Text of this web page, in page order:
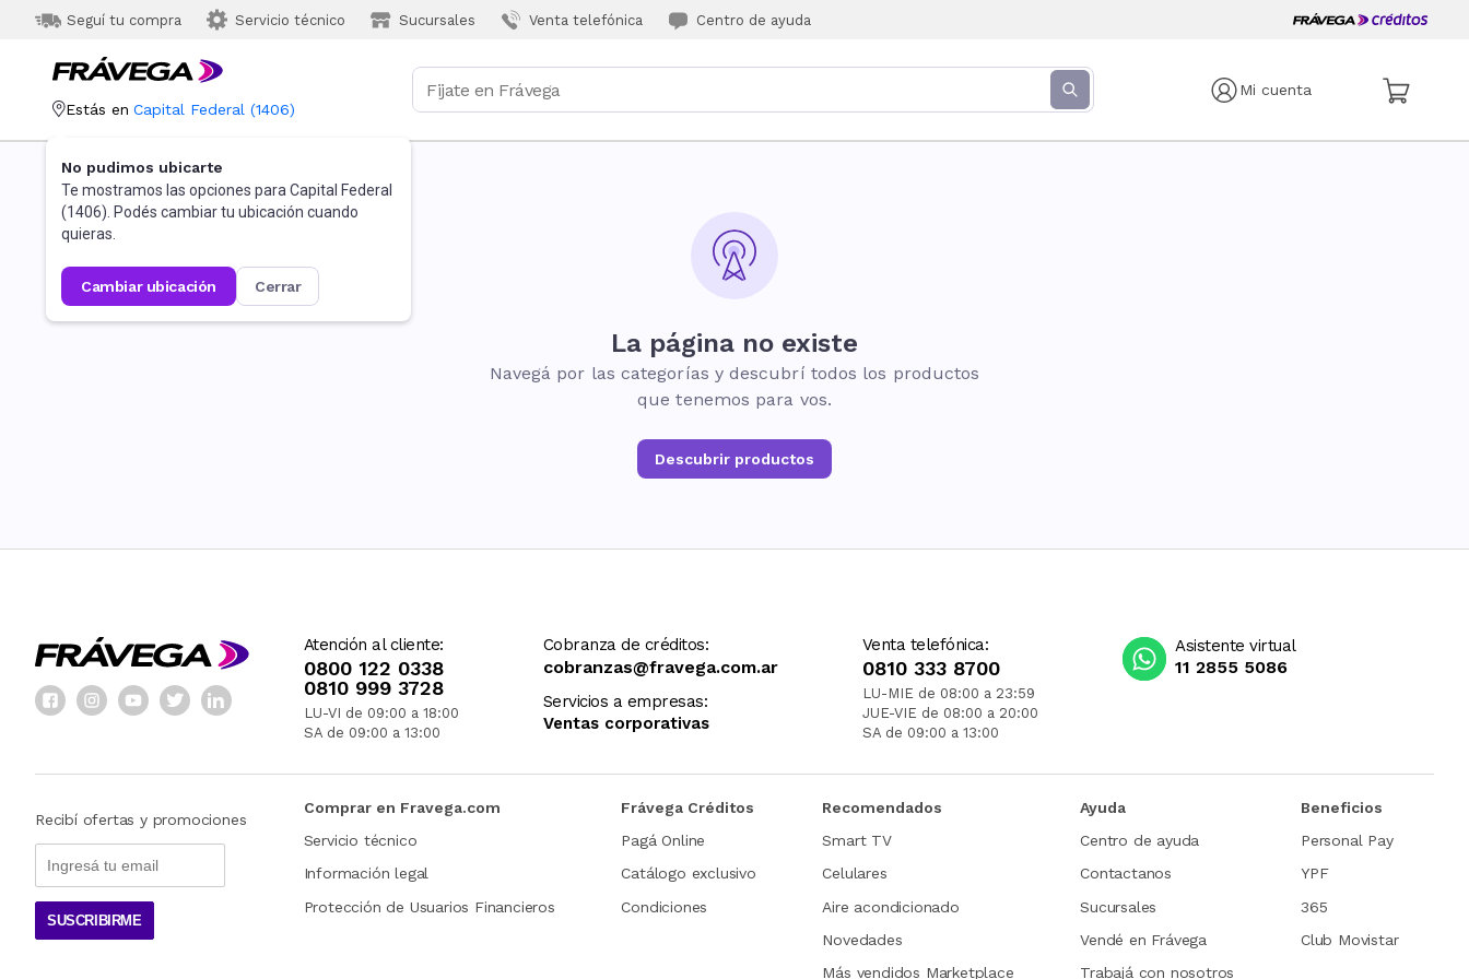
Seguí tu compra Servicio técnico Sucursales Venta telefónica Centro de ayuda
Mi cuenta
Estás en Capital Federal (1406)
No pudimos ubicarte
Te mostramos las opciones para Capital Federal
(1406). Podés cambiar tu ubicación cuando
quieras.
cambiar ubicación cerrar
La página no existe
Navegá por las categorías y descubrí todos los productos
que tenemos para vos.
Descubrir productos
Atención al cliente:
0800 122 0338
0810 999 3728
LU-VI de 09:00 a 18:00
SA de 09:00 a 13:00
Cobranza de créditos:
cobranzas@fravega.com.ar
Servicios a empresas:
Ventas corporativas
Venta telefónica:
0810 333 8700
LU-MIE de 08:00 a 23:59
JUE-VIE de 08:00 a 20:00
SA de 09:00 a 13:00
Asistente virtual
11 2855 5086
Recibí ofertas y promociones
SUSCRIBIRME
Comprar en Fravega.com
Servicio técnico
Información legal
Protección de Usuarios Financieros
Frávega Créditos
Pagá Online
Catálogo exclusivo
Condiciones
Recomendados
Smart TV
Celulares
Aire acondicionado
Novedades
Más vendidos Marketplace
Ayuda
Centro de ayuda
Contactanos
Sucursales
Vendé en Frávega
Trabajá con nosotros
Beneficios
Personal Pay
YPF
365
Club Movistar